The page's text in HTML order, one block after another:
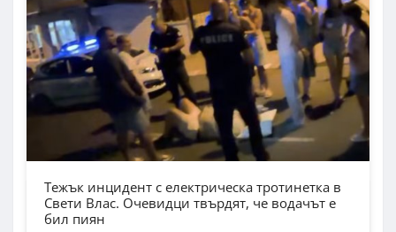
Тежък инцидент с електрическа тротинетка в
Свети Влас. Очевидци твърдят, че водачът е
бил пиян